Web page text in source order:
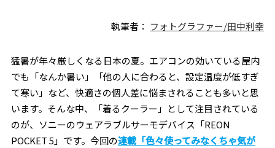
執筆者： フォトグラファー/田中利幸
猛暑が年々厳しくなる日本の夏。エアコンの効いている屋内
でも「なんか暑い」「他の人に合わると、設定温度が低すぎ
て寒い」など、快適さの個人差に悩まされることも多いと思
います。そんな中、「着るクーラー」として注目されている
のが、ソニーのウェアラブルサーモデバイス「REON
POCKET 5」です。今回の連載「色々使ってみなくちゃ気が